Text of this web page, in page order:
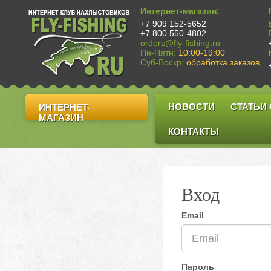
Интернет-магазин:
+7 909 152-5652
+7 800 550-4802
orders@fly-fishing.ru
Пн-Пятн: 10:00-19:00
Суб-Воскр: обработка заказов
ИНТЕРНЕТ-
МАГАЗИН
НОВОСТИ СТАТЬИ
КОНТАКТЫ
Вход
Email
Пароль